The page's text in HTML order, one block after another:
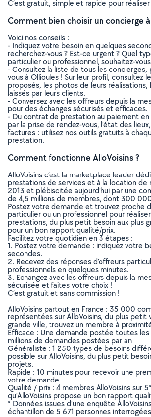
C’est gratuit, simple et rapide pour
Comment bien choisir un concierge
Voici nos conseils :
- Indiquez votre besoin en quelques
recherchez-vous ? Est-ce urgent ? Quel
particulier ou professionnel, souhaitez-
- Consultez la liste de tous les concierges,
vous à Ollioules ! Sur leur profil, consultez
proposés, les photos de leurs réalisations,
laissés par leurs clients.
- Conversez avec les offreurs depuis la
pour des échanges sécurisés et efficaces.
- Du contrat de prestation au paiement en
par la prise de rendez-vous, l’état des
factures : utilisez nos outils gratuits à
prestation.
Comment fonctionne AlloVoisins ?
AlloVoisins c’est la marketplace leader
prestations de services et à la location de
2013 et plébiscitée aujourd’hui par une
de 4,5 millions de membres, dont 300
Postez votre demande et trouvez proche
particulier ou un professionnel pour
prestations, du plus petit besoin aux plus
pour un bon rapport qualité/prix.
Facilitez votre quotidien en 3 étapes :
1. Postez votre demande : indiquez votre
secondes.
2. Recevez des réponses d’offreurs
professionnels en quelques minutes.
3. Echangez avec les offreurs depuis la
sécurisée et faites votre choix !
C’est gratuit et sans commission !
AlloVoisins partout en France : 35 000
représentées sur AlloVoisins, du plus petit
grande ville, trouvez un membre à
Efficace : Une demande postée toutes les
millions de demandes postées par an
Généraliste : 1 250 types de besoins
possible sur AlloVoisins, du plus petit
projets.
Rapide : 10 minutes pour recevoir une
votre demande
Qualité / prix : 4 membres AlloVoisins sur
qu’AlloVoisins propose un bon rapport
* Données issues d’une enquête
échantillon de 5 671 personnes